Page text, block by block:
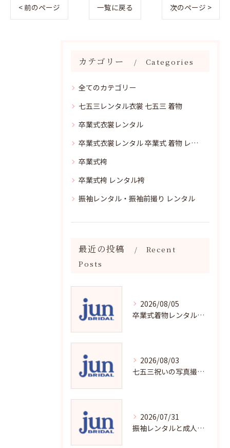
< 前のページ 一覧に戻る 次のページ >
カテゴリー Categories
全てのカテゴリー
七五三レンタル衣裳 七五三 着物
卒業式衣裳レンタル
卒業式衣裳レンタル 卒業式 着物 レンタル
卒業式袴
卒業式袴 レンタル袴
振袖レンタル・振袖前撮り レンタル
最近の投稿
Recent
Posts
2026/08/05
卒業式着物レンタルの選び方と魅力
2026/08/03
七五三祝いの写真撮影で残す成長の瞬間
2026/07/31
振袖レンタルと成人式の用意チェックリストで失敗ゼロ